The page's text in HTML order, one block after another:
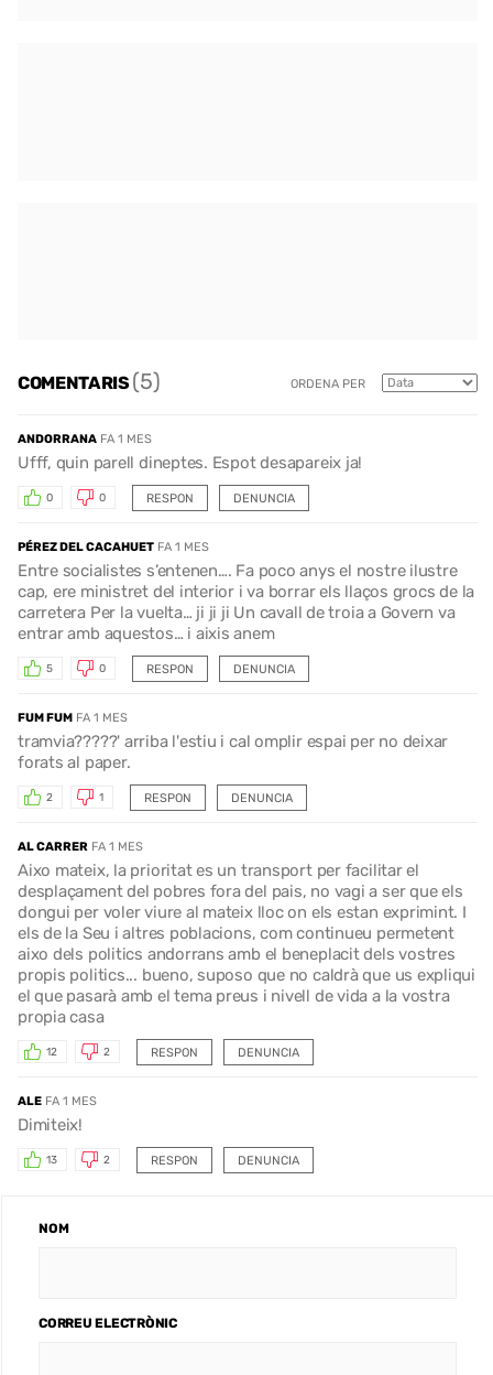
COMENTARIS(5) ORDENA PER
ANDORRANA FA 1 MES
Ufff, quin parell dineptes. Espot desapareix ja!
RESPON
0 0 DENUNCIA
PÉREZ DEL CACAHUET FA 1 MES
Entre socialistes s’entenen…. Fa poco anys el nostre ilustre
cap, ere ministret del interior i va borrar els llaços grocs de la
carretera Per la vuelta… ji ji ji Un cavall de troia a Govern va
entrar amb aquestos… i aixis anem
RESPON
5 0 DENUNCIA
FUM FUM FA 1 MES
tramvia?????' arriba l'estiu i cal omplir espai per no deixar
forats al paper.
RESPON
2 1 DENUNCIA
AL CARRER FA 1 MES
Aixo mateix, la prioritat es un transport per facilitar el
desplaçament del pobres fora del pais, no vagi a ser que els
dongui per voler viure al mateix lloc on els estan exprimint. I
els de la Seu i altres poblacions, com continueu permetent
aixo dels politics andorrans amb el beneplacit dels vostres
propis politics... bueno, suposo que no caldrà que us expliqui
el que pasarà amb el tema preus i nivell de vida a la vostra
propia casa
RESPON
12 2 DENUNCIA
ALE FA 1 MES
Dimiteix!
RESPON
13 2 DENUNCIA
NOM
CORREU ELECTRÒNIC